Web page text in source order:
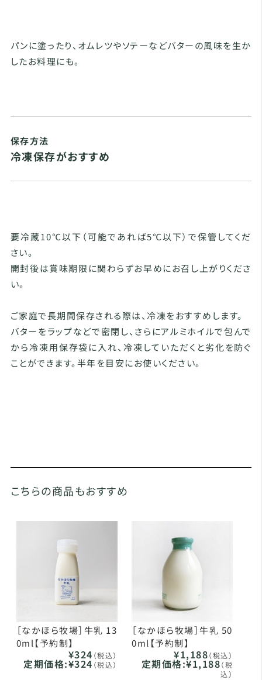
パンに塗ったり、オムレツやソテーなどバターの風味を生か
したお料理にも。
保存方法
冷凍保存がおすすめ
要冷蔵10℃以下（可能であれば5℃以下）で保管してくだ
さい。
開封後は賞味期限に関わらずお早めにお召し上がりくださ
い。
ご家庭で長期間保存される際は、冷凍をおすすめします。
バターをラップなどで密閉し、さらにアルミホイルで包んで
から冷凍用保存袋に入れ、冷凍していただくと劣化を防ぐ
ことができます。半年を目安にお使いください。
こちらの商品もおすすめ
［なかほら牧場］牛乳 13
0ml【予約制】
¥324 （税込）
定期価格:¥324 （税込）
［なかほら牧場］牛乳 50
0ml【予約制】
¥1,188（税込）
定期価格:¥1,188（税
込）